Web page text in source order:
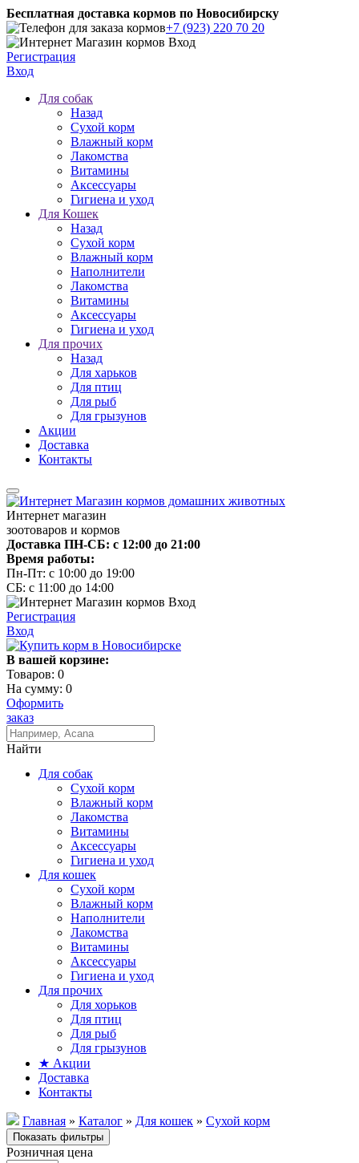
Бесплатная доставка кормов по Новосибирску
+7 (923) 220 70 20
Регистрация
Вход
Для собак
Назад
Сухой корм
Влажный корм
Лакомства
Витамины
Аксессуары
Гигиена и уход
Для Кошек
Назад
Сухой корм
Влажный корм
Наполнители
Лакомства
Витамины
Аксессуары
Гигиена и уход
Для прочих
Назад
Для харьков
Для птиц
Для рыб
Для грызунов
Акции
Доставка
Контакты
Интернет магазин
зоотоваров и кормов
Доставка ПН-СБ: с 12:00 до 21:00
Время работы:
Пн-Пт: с 10:00 до 19:00
СБ: с 11:00 до 14:00
Регистрация
Вход
В вашей корзине:
Товаров: 0
На сумму: 0
Оформить
заказ
Найти
Для собак
Сухой корм
Влажный корм
Лакомства
Витамины
Аксессуары
Гигиена и уход
Для кошек
Сухой корм
Влажный корм
Наполнители
Лакомства
Витамины
Аксессуары
Гигиена и уход
Для прочих
Для хорьков
Для птиц
Для рыб
Для грызунов
★ Акции
Доставка
Контакты
Главная » Каталог » Для кошек » Сухой корм
Розничная цена